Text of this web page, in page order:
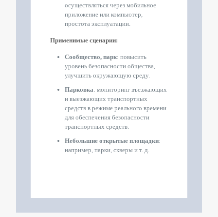
осуществляться через мобильное
приложение или компьютер,
простота эксплуатации.
Применимые сценарии:
Сообщество, парк: повысить
уровень безопасности общества,
улучшить окружающую среду.
Парковка: мониторинг въезжающих
и выезжающих транспортных
средств в режиме реального времени
для обеспечения безопасности
транспортных средств.
Небольшие открытые площадки:
например, парки, скверы и т. д.